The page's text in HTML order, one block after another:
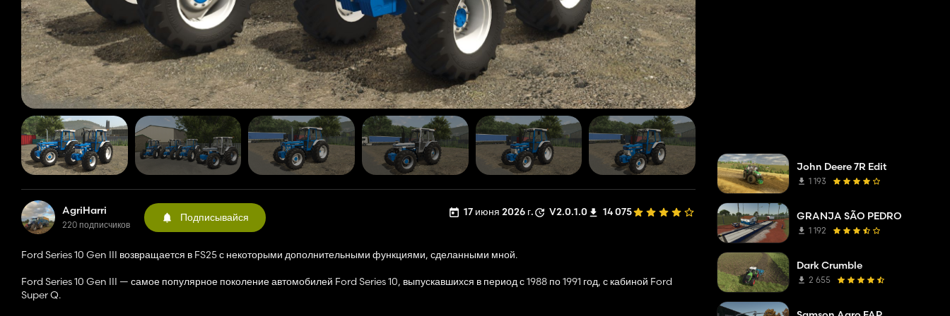
AgriHarri
220 подписчиков
Подписывайся 17 июня 2026 г. V2.0.1.0 14 075
Ford Series 10 Gen III возвращается в FS25 с некоторыми дополнительными функциями, сделанными мной.
Ford Series 10 Gen III — самое популярное поколение автомобилей Ford Series 10, выпускавшихся в период с 1988 по 1991 год, с кабиной Ford
Super Q.
John Deere 7R Edit
1 193
GRANJA SÃO PEDRO
1 192
Dark Crumble
2 655